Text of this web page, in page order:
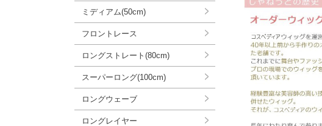
ミディアム(50cm)
フロントレース
ロングストレート(80cm)
スーパーロング(100cm)
ロングウェーブ
ロングレイヤー